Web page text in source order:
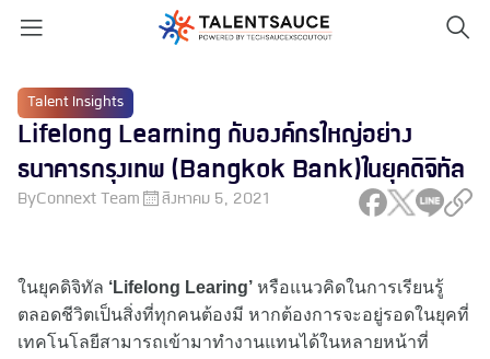
Talent Insights
Lifelong Learning กับองค์กรใหญ่อย่าง
ธนาคารกรุงเทพ (Bangkok Bank)ในยุคดิจิทัล
ByConnext Team สิงหาคม 5, 2021
ในยุคดิจิทัล ‘Lifelong Learing’ หรือแนวคิดในการเรียนรู้
ตลอดชีวิตเป็นสิ่งที่ทุกคนต้องมี หากต้องการจะอยู่รอดในยุคที่
เทคโนโลยีสามารถเข้ามาทำงานแทนได้ในหลายหน้าที่